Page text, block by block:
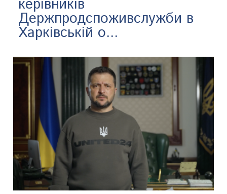
керівників
Держпродспоживслужби в
Харківській о...